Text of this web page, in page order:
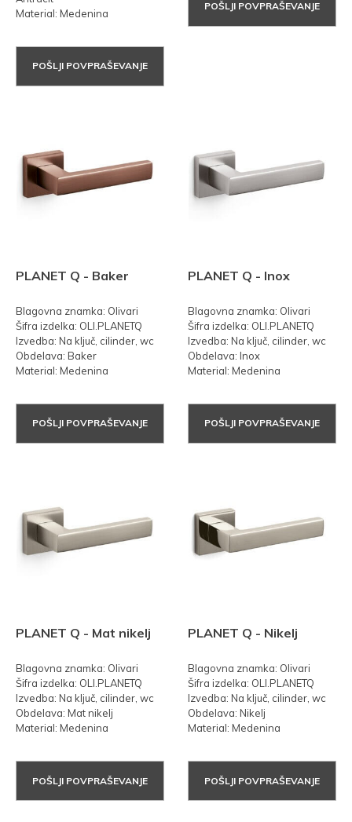
Material: Medenina
POŠLJI POVPRAŠEVANJE
POŠLJI POVPRAŠEVANJE
PLANET Q - Baker
Blagovna znamka: Olivari
Šifra izdelka: OLI.PLANETQ
Izvedba: Na ključ, cilinder, wc
Obdelava: Baker
Material: Medenina
POŠLJI POVPRAŠEVANJE
PLANET Q - Inox
Blagovna znamka: Olivari
Šifra izdelka: OLI.PLANETQ
Izvedba: Na ključ, cilinder, wc
Obdelava: Inox
Material: Medenina
POŠLJI POVPRAŠEVANJE
PLANET Q - Mat nikelj
Blagovna znamka: Olivari
Šifra izdelka: OLI.PLANETQ
Izvedba: Na ključ, cilinder, wc
Obdelava: Mat nikelj
Material: Medenina
POŠLJI POVPRAŠEVANJE
PLANET Q - Nikelj
Blagovna znamka: Olivari
Šifra izdelka: OLI.PLANETQ
Izvedba: Na ključ, cilinder, wc
Obdelava: Nikelj
Material: Medenina
POŠLJI POVPRAŠEVANJE